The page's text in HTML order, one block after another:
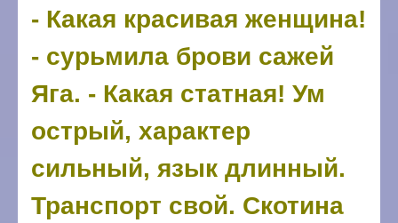
- Какая красивая женщина!
- сурьмила брови сажей
Яга. - Какая статная! Ум
острый, характер
сильный, язык длинный.
Транспорт свой. Скотина